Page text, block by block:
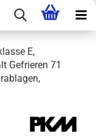
E,
Gefrieren 71